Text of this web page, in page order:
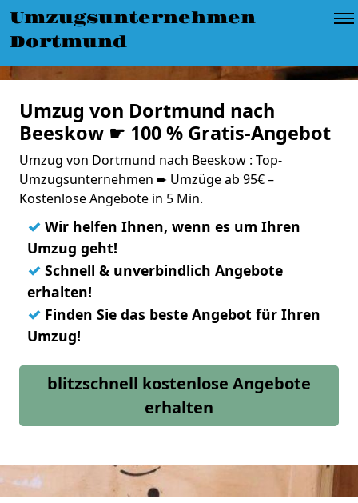
Umzugsunternehmen
Dortmund
Umzug von Dortmund nach
Beeskow ☛ 100 % Gratis-Angebot
Umzug von Dortmund nach Beeskow : Top-
Umzugsunternehmen ➨ Umzüge ab 95€ –
Kostenlose Angebote in 5 Min.
✓ Wir helfen Ihnen, wenn es um Ihren
Umzug geht!
✓ Schnell & unverbindlich Angebote
erhalten!
✓ Finden Sie das beste Angebot für Ihren
Umzug!
blitzschnell kostenlose Angebote
erhalten